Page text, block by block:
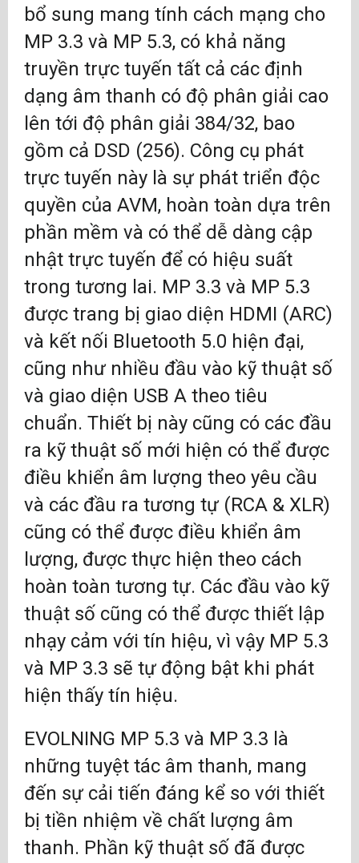
bổ sung mang tính cách mạng cho
MP 3.3 và MP 5.3, có khả năng
truyền trực tuyến tất cả các định
dạng âm thanh có độ phân giải cao
lên tới độ phân giải 384/32, bao
gồm cả DSD (256). Công cụ phát
trực tuyến này là sự phát triển độc
quyền của AVM, hoàn toàn dựa trên
phần mềm và có thể dễ dàng cập
nhật trực tuyến để có hiệu suất
trong tương lai. MP 3.3 và MP 5.3
được trang bị giao diện HDMI (ARC)
và kết nối Bluetooth 5.0 hiện đại,
cũng như nhiều đầu vào kỹ thuật số
và giao diện USB A theo tiêu
chuẩn. Thiết bị này cũng có các đầu
ra kỹ thuật số mới hiện có thể được
điều khiển âm lượng theo yêu cầu
và các đầu ra tương tự (RCA & XLR)
cũng có thể được điều khiển âm
lượng, được thực hiện theo cách
hoàn toàn tương tự. Các đầu vào kỹ
thuật số cũng có thể được thiết lập
nhạy cảm với tín hiệu, vì vậy MP 5.3
và MP 3.3 sẽ tự động bật khi phát
hiện thấy tín hiệu.
EVOLNING MP 5.3 và MP 3.3 là
những tuyệt tác âm thanh, mang
đến sự cải tiến đáng kể so với thiết
bị tiền nhiệm về chất lượng âm
thanh. Phần kỹ thuật số đã được